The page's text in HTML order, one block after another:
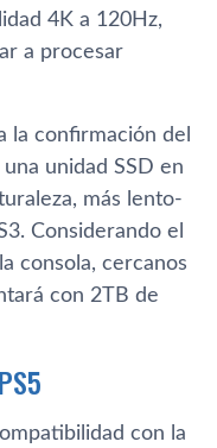
4K a 120Hz,
a procesar
la confirmación del
unidad SSD en
más lento-
Considerando el
consola, cercanos
con 2TB de
con la